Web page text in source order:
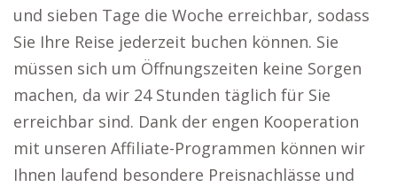
und sieben Tage die Woche erreichbar, sodass
Sie Ihre Reise jederzeit buchen können. Sie
müssen sich um Öffnungszeiten keine Sorgen
machen, da wir 24 Stunden täglich für Sie
erreichbar sind. Dank der engen Kooperation
mit unseren Affiliate-Programmen können wir
Ihnen laufend besondere Preisnachlässe und